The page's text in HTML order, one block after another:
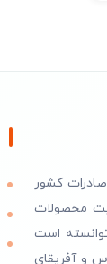
صادرات کشور
محصولات
توانسته است
و آفریقای